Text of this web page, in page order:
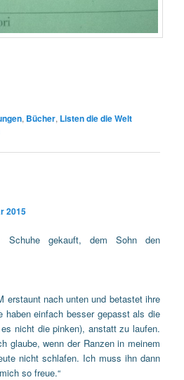
, Bücher, Listen die die Welt
2015
Schuhe gekauft, dem Sohn den
erstaunt nach unten und betastet ihre
haben einfach besser gepasst als die
nicht die pinken), anstatt zu laufen.
glaube, wenn der Ranzen in meinem
nicht schlafen. Ich muss ihn dann
so freue.“